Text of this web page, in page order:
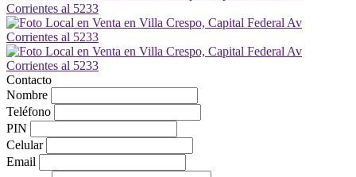
Contacto
Nombre
Teléfono
PIN
Celular
Email